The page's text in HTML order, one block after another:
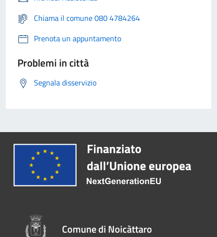
Chiama il comune 080 4784264
Prenota un appuntamento
Problemi in città
Segnala disservizio
Comune di Noicàttaro